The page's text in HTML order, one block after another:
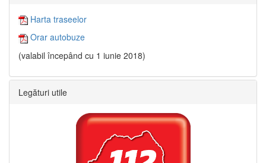
Harta traseelor
Orar autobuze
(valabil începând cu 1 iunie 2018)
Legături utile